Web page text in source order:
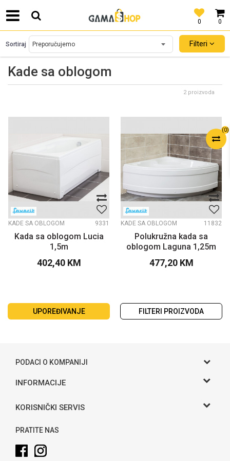
0
0
SIGURNO PLAĆANJE PLATNIM KARTICAMA!
(0)
Kade sa oblogom
Sortiraj Filteri
2 proizvoda
KADE SA OBLOGOM 9331
Kada sa oblogom Lucia
1,5m
402,40 KM
KADE SA OBLOGOM 11832
Polukružna kada sa
oblogom Laguna 1,25m
477,20 KM
UPOREĐIVANJE FILTERI PROIZVODA
PODACI O KOMPANIJI
Gama S doo
Adresa
Telefon:
Email:
INFORMACIJE
O nama
KORISNIČKI SERVIS
Uslovi korišćenja i prodaje
Kako kupiti
PRATITE NAS